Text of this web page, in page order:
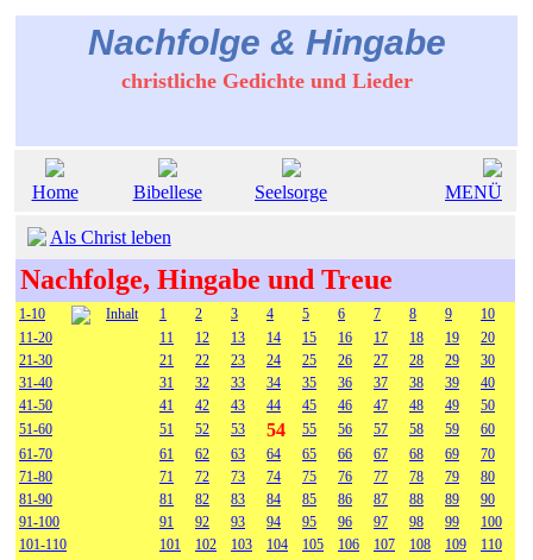
Nachfolge & Hingabe
christliche Gedichte und Lieder
Home Bibellese Seelsorge MENÜ
Als Christ leben
Nachfolge, Hingabe und Treue
1-10 Inhalt 1 2 3 4 5 6 7 8 9
10
11-20
11 12 13 14 15 16 17 18 19
20
21-30
21 22 23 24 25 26 27 28 29
30
31-40
31 32 33 34 35 36 37 38 39
40
41-50
41 42 43 44 45 46 47 48 49
50
51-60
51 52 53 54 55 56 57 58 59
60
61-70
61 62 63 64 65 66 67 68 69
70
71-80
71 72 73 74 75 76 77 78 79
80
81-90
81 82 83 84 85 86 87 88 89
90
91-100
91 92 93 94 95 96 97 98 99
100
101-110
101 102 103 104 105 106 107 108 109
110